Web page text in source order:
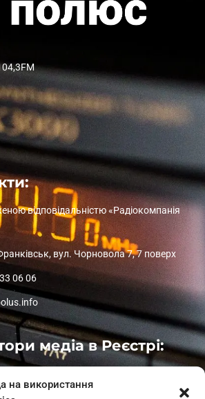
на використання
відповідальністю «Радіокомпанія
вул. Чорновола 7, 7 поверх
06 06
медіа в Реєстрі: